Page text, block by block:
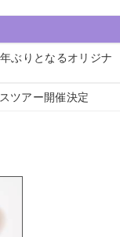
ぶりとなるオリジナ
ツアー開催決定